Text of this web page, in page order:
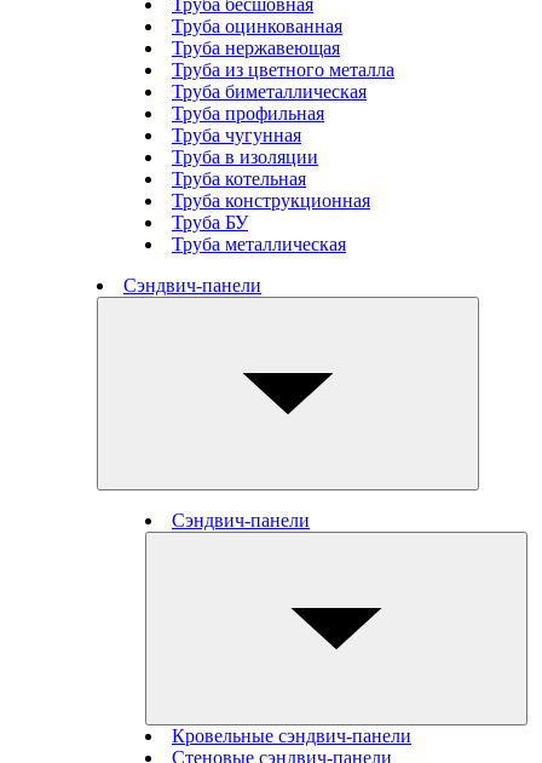
Труба оцинкованная
Труба нержавеющая
Труба из цветного металла
Труба биметаллическая
Труба профильная
Труба чугунная
Труба в изоляции
Труба котельная
Труба конструкционная
Труба БУ
Труба металлическая
Сэндвич-панели
Сэндвич-панели
Кровельные сэндвич-панели
Стеновые cэндвич-панели